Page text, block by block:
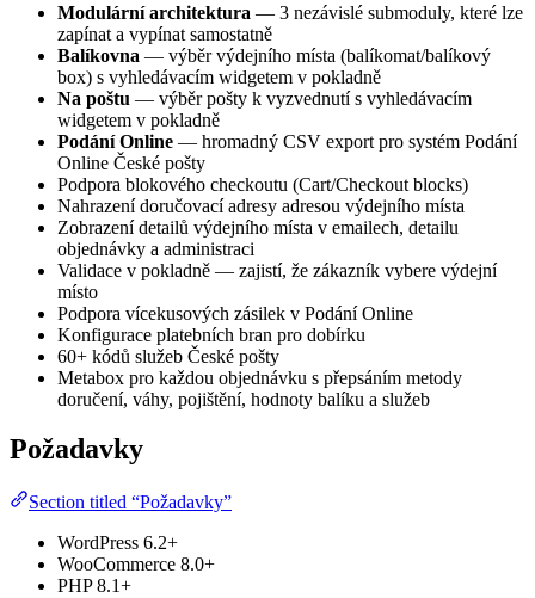
Modulární architektura — 3 nezávislé submoduly, které lze
zapínat a vypínat samostatně
Balíkovna — výběr výdejního místa (balíkomat/balíkový
box) s vyhledávacím widgetem v pokladně
Na poštu — výběr pošty k vyzvednutí s vyhledávacím
widgetem v pokladně
Podání Online — hromadný CSV export pro systém Podání
Online České pošty
Podpora blokového checkoutu (Cart/Checkout blocks)
Nahrazení doručovací adresy adresou výdejního místa
Zobrazení detailů výdejního místa v emailech, detailu
objednávky a administraci
Validace v pokladně — zajistí, že zákazník vybere výdejní
místo
Podpora vícekusových zásilek v Podání Online
Konfigurace platebních bran pro dobírku
60+ kódů služeb České pošty
Metabox pro každou objednávku s přepsáním metody
doručení, váhy, pojištění, hodnoty balíku a služeb
Požadavky
Section titled “Požadavky”
WordPress 6.2+
WooCommerce 8.0+
PHP 8.1+